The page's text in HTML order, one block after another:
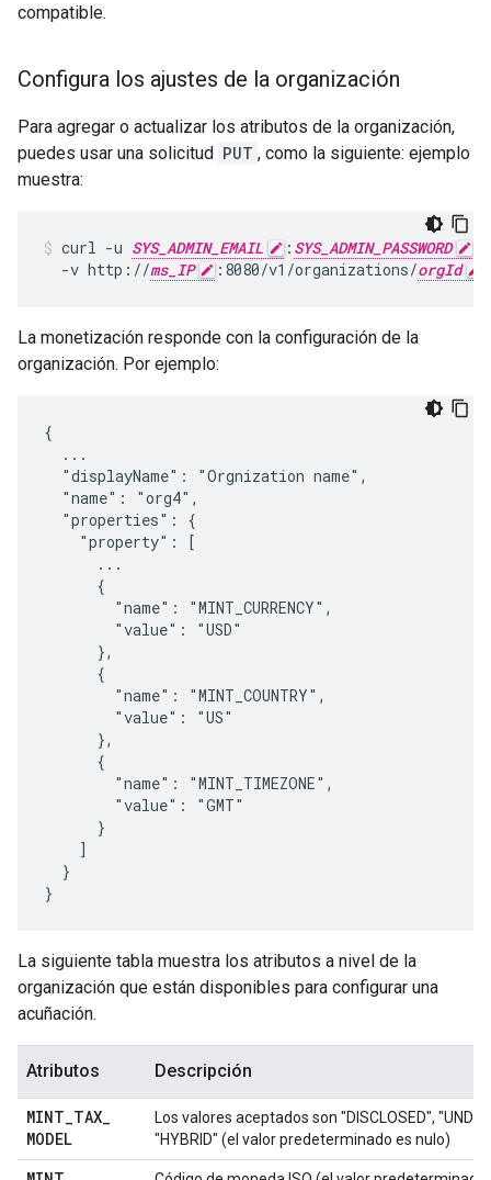
compatible.
Configura los ajustes de la organización
Para agregar o actualizar los atributos de la organización,
puedes usar una solicitud PUT , como la siguiente: ejemplo
muestra:
curl -u SYS_ADMIN_EMAIL : SYS_ADMIN_PASSWORD
\
  -v http://
ms_IP :8080/v1/organizations/orgId
La monetización responde con la configuración de la
organización. Por ejemplo:
{
  ...
  "displayName": "Orgnization name",
  "name": "org4",
  "properties": {
    "property": [
      ...
      {
        "name": "MINT_CURRENCY",
        "value": "USD"
      },
      {
        "name": "MINT_COUNTRY",
        "value": "US"
      },
      {
        "name": "MINT_TIMEZONE",
        "value": "GMT"
      }
    ]
  }
}
La siguiente tabla muestra los atributos a nivel de la
organización que están disponibles para configurar una
acuñación.
Atributos Descripción
MINT TAX
MODEL
Los valores aceptados son "DISCLOSED",
"HYBRID" (el valor predeterminado es nulo)